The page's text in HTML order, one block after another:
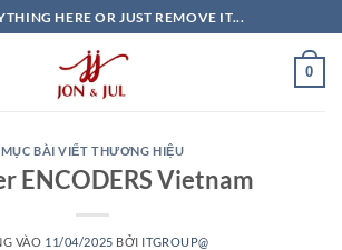
HERE OR JUST REMOVE IT...
0
MỤC BÀI VIẾT THƯƠNG HIỆU
ENCODERS Vietnam
VÀO 11/04/2025 BỞI ITGROUP@